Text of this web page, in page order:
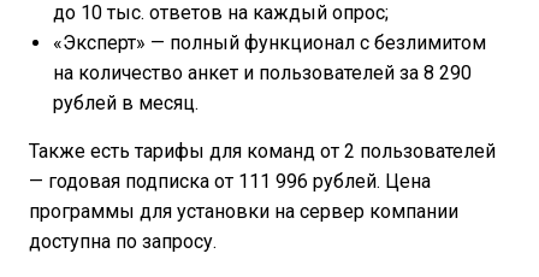
до 10 тыс. ответов на каждый опрос;
«Эксперт» — полный функционал с безлимитом
на количество анкет и пользователей за 8 290
рублей в месяц.
Также есть тарифы для команд от 2 пользователей
— годовая подписка от 111 996 рублей. Цена
программы для установки на сервер компании
доступна по запросу.